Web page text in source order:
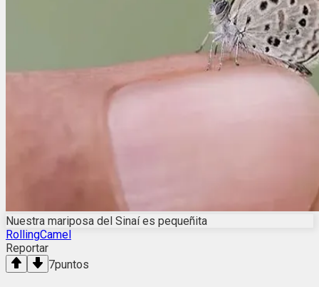
Nuestra mariposa del Sinaí es pequeñita
RollingCamel
Reportar
7puntos